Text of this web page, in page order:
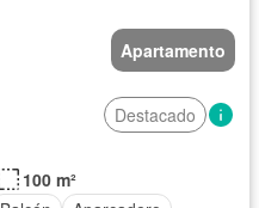
Apartamento
Destacado
100 m²